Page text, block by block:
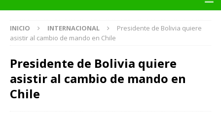
INICIO INTERNACIONAL
Presidente de Bolivia quiere
asistir al cambio de mando en Chile
Presidente de Bolivia quiere
asistir al cambio de mando en
Chile